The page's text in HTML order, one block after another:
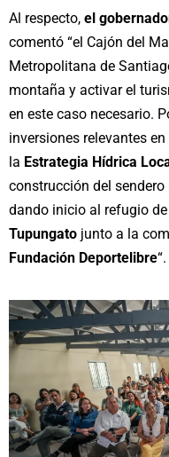
Al respecto, el
comentó “el Cajón del
Metropolitana de
montaña y activar el
en este caso necesario.
inversiones relevantes
la Estrategia Hídrica
construcción del
dando inicio al refugio
Tupungato junto a la
Fundación Deportelibre“.